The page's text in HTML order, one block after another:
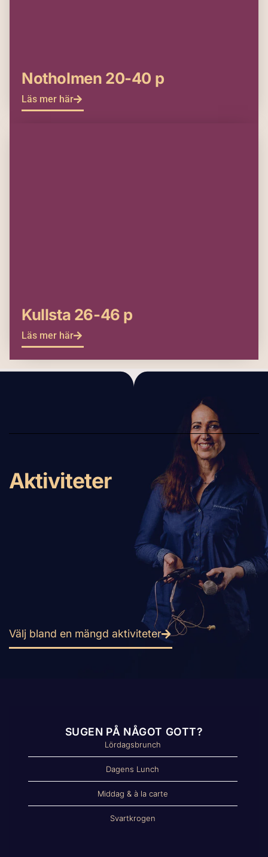
Notholmen 20-40 p
Läs mer här
Kullsta 26-46 p
Läs mer här
Aktiviteter
Välj bland en mängd aktiviteter
SUGEN PÅ NÅGOT GOTT?
Lördagsbrunch
Dagens Lunch
Middag & à la carte
Svartkrogen